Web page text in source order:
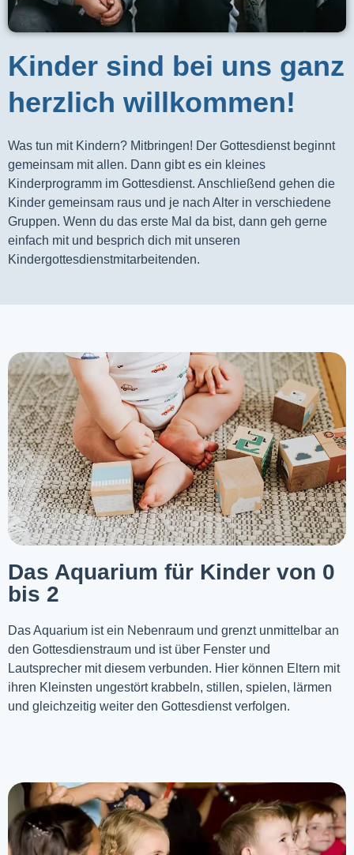
Kinder sind bei uns ganz
herzlich willkommen!
Was tun mit Kindern? Mitbringen! Der Gottesdienst beginnt
gemeinsam mit allen. Dann gibt es ein kleines
Kinderprogramm im Gottesdienst. Anschließend gehen die
Kinder gemeinsam raus und je nach Alter in verschiedene
Gruppen. Wenn du das erste Mal da bist, dann geh gerne
einfach mit und besprich dich mit unseren
Kindergottesdienstmitarbeitenden.
Das Aquarium für Kinder von 0
bis 2
Das Aquarium ist ein Nebenraum und grenzt unmittelbar an
den Gottesdienstraum und ist über Fenster und
Lautsprecher mit diesem verbunden. Hier können Eltern mit
ihren Kleinsten ungestört krabbeln, stillen, spielen, lärmen
und gleichzeitig weiter den Gottesdienst verfolgen.